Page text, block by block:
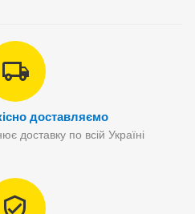
доставляємо
доставку по всій Україні